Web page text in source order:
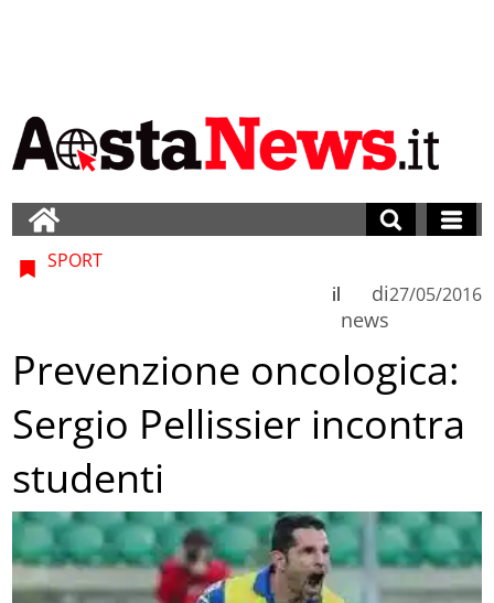
SPORT
di
news
il 27/05/2016
Prevenzione oncologica:
Sergio Pellissier incontra
studenti